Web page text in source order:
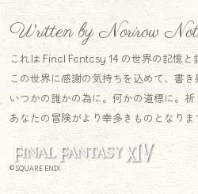
Written by Norirow
これは Final Fantasy 14 の世界の記憶と
この世界に感謝の気持ちを込めて、書き
いつかの誰かの為に。何かの道標に。祈
あなたの冒険がより幸多きものとなりま
© SQUARE ENIX